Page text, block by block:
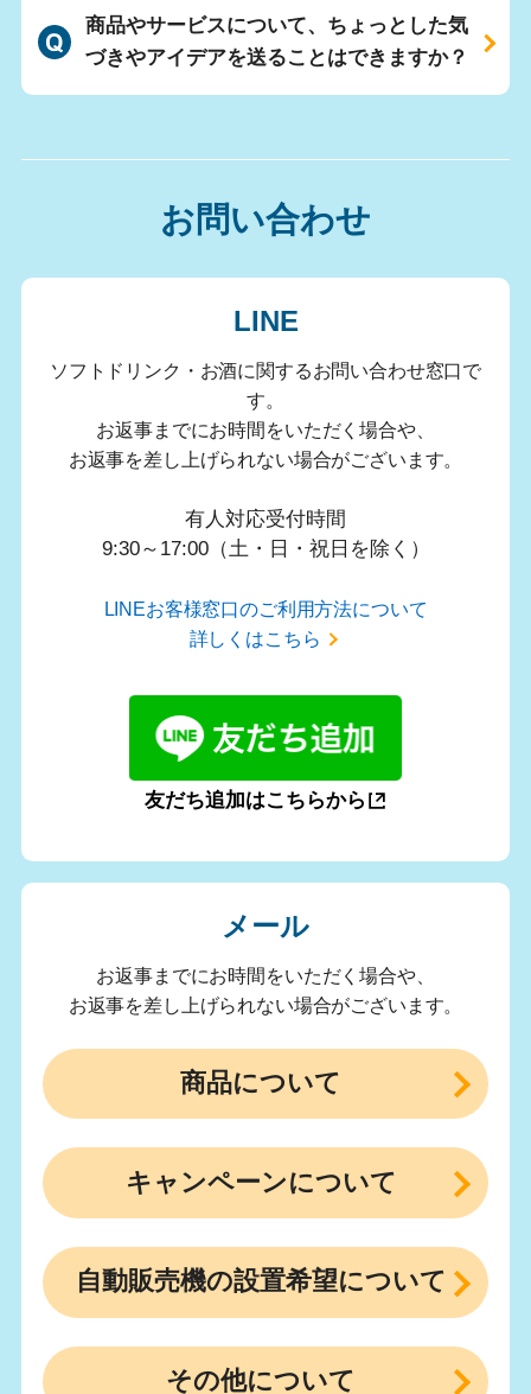
商品やサービスについて、ちょっとした気
づきやアイデアを送ることはできますか？
お問い合わせ
LINE
ソフトドリンク・お酒に関するお問い合わせ窓口で
す。
お返事までにお時間をいただく場合や、
お返事を差し上げられない場合がございます。
有人対応受付時間
9:30～17:00（土・日・祝日を除く）
LINEお客様窓口のご利用方法について
詳しくはこちら
友だち追加はこちらから
メール
お返事までにお時間をいただく場合や、
お返事を差し上げられない場合がございます。
商品について
キャンペーンについて
自動販売機の設置希望について
その他について